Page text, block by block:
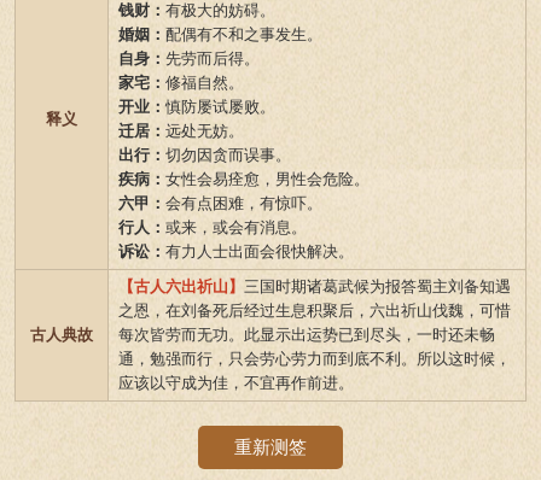
释义
钱财： 有极大的妨碍。
婚姻： 配偶有不和之事发生。
自身： 先劳而后得。
家宅： 修福自然。
开业： 慎防屡试屡败。
迁居： 远处无妨。
出行： 切勿因贪而误事。
疾病： 女性会易痊愈，男性会危险。
六甲： 会有点困难，有惊吓。
行人： 或来，或会有消息。
诉讼： 有力人士出面会很快解决。
古人典故
【古人六出祈山】 三国时期诸葛武候为报答蜀主刘备知遇
之恩，在刘备死后经过生息积聚后，六出祈山伐魏，可惜
每次皆劳而无功。此显示出运势已到尽头，一时还未畅
通，勉强而行，只会劳心劳力而到底不利。所以这时候，
应该以守成为佳，不宜再作前进。
重新测签